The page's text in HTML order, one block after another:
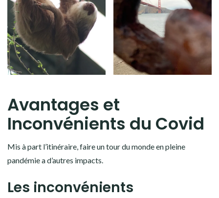
Avantages et
Inconvénients du Covid
Mis à part l’itinéraire, faire un tour du monde en pleine
pandémie a d’autres impacts.
Les inconvénients